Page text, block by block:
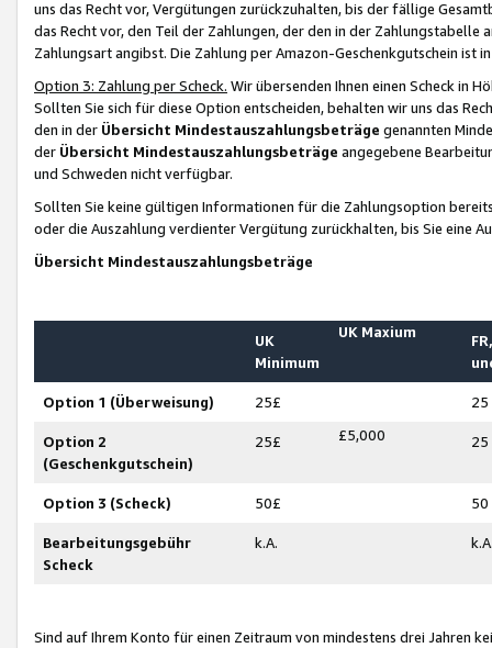
uns das Recht vor, Vergütungen zurückzuhalten, bis der fällige
das Recht vor, den Teil der Zahlungen, der den in der
Zahlungsart angibst. Die Zahlung per Amazon-Geschenkgutschein ist
Option 3: Zahlung per Scheck. Wir übersenden Ihnen einen Scheck in
Sollten Sie sich für diese Option entscheiden, behalten wir uns das
den in der Übersicht Mindestauszahlungsbeträge genannten
der Übersicht Mindestauszahlungsbeträge angegebene
und Schweden nicht verfügbar.
Sollten Sie keine gültigen Informationen für die Zahlungsoption
oder die Auszahlung verdienter Vergütung zurückhalten, bis Sie
Übersicht Mindestauszahlungsbeträge
UK
Minimum
UK Maxium
Option 1 (Überweisung) 25£ 25
Option 2
(Geschenkgutschein)
25£ £5,000 25
Option 3 (Scheck) 50£ 50
Bearbeitungsgebühr
Scheck
k.A.
Sind auf Ihrem Konto für einen Zeitraum von mindestens drei Jahren